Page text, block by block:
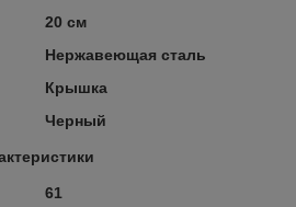
20 см
Нержавеющая сталь
Крышка
Черный
61